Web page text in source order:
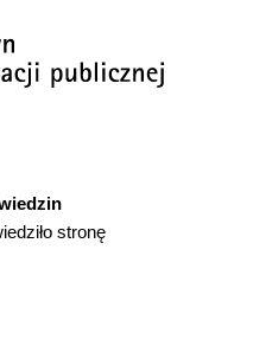
stronę